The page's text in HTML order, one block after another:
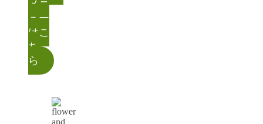
メニ
ュー
はこ
ち
ら